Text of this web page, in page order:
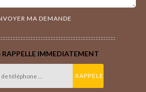
IMMEDIATEMENT